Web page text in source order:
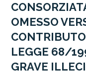
OMESSO
LEGGE 68/
GRAVE